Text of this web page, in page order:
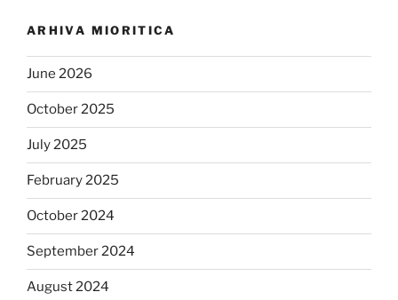
ARHIVA MIORITICA
June 2026
October 2025
July 2025
February 2025
October 2024
September 2024
August 2024